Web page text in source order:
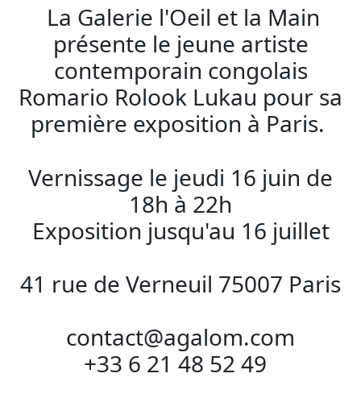
La Galerie l'Oeil et la Main
présente le jeune artiste
contemporain congolais
Romario Rolook Lukau pour sa
première exposition à Paris.
Vernissage le jeudi 16 juin de
18h à 22h
Exposition jusqu'au 16 juillet
41 rue de Verneuil 75007 Paris
contact@agalom.com
+33 6 21 48 52 49